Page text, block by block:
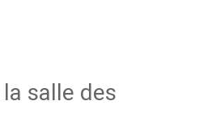
salle des